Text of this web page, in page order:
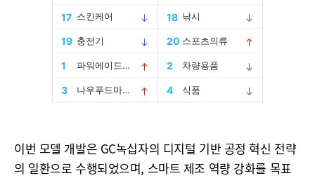
이번 모델 개발은 GC녹십자의 디지털 기반 공정 혁신 전략
의 일환으로 수행되었으며, 스마트 제조 역량 강화를 목표